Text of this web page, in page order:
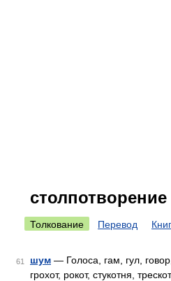
столпотворение
Толкование Перевод
61 шум — Голоса, гам, гул,
грохот, рокот, стукотня,